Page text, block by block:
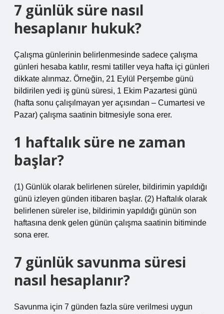
7 günlük süre nasıl
hesaplanır hukuk?
Çalışma günlerinin belirlenmesinde sadece çalışma
günleri hesaba katılır, resmi tatiller veya hafta içi günleri
dikkate alınmaz. Örneğin, 21 Eylül Perşembe günü
bildirilen yedi iş günü süresi, 1 Ekim Pazartesi günü
(hafta sonu çalışılmayan yer açısından – Cumartesi ve
Pazar) çalışma saatinin bitmesiyle sona erer.
1 haftalık süre ne zaman
başlar?
(1) Günlük olarak belirlenen süreler, bildirimin yapıldığı
günü izleyen günden itibaren başlar. (2) Haftalık olarak
belirlenen süreler ise, bildirimin yapıldığı günün son
haftasına denk gelen günün çalışma saatinin bitiminde
sona erer.
7 günlük savunma süresi
nasıl hesaplanır?
Savunma için 7 günden fazla süre verilmesi uygun